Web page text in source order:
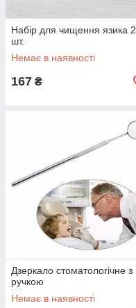
Набір для чищення язика 2
шт.
Немає в наявності
167 ₴
Дзеркало стоматологічне з
ручкою
Немає в наявності